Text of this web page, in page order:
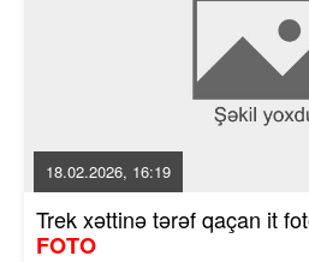
18.02.2026, 16:19
Trek xəttinə tərəf qaçan it
FOTO